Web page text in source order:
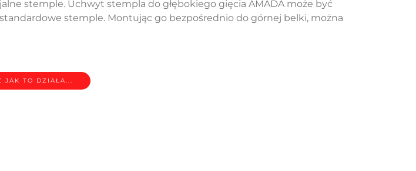
stemple. Uchwyt stempla do głębokiego gięcia AMADA może być
stemple. Montując go bezpośrednio do górnej belki, można
JAK TO DZIAŁA...